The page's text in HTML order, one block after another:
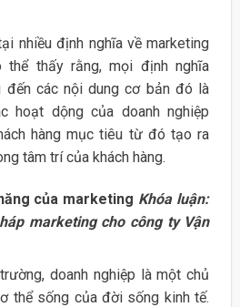
nhiều định nghĩa về marketing
thể thấy rằng, mọi định nghĩa
đến các nội dung cơ bản đó là
hoạt dộng của doanh nghiệp
hàng mục tiêu từ đó tạo ra
tâm trí của khách hàng.
của marketing Khóa luận:
marketing cho công ty Vận
doanh nghiệp là một chủ
thể sống của đời sống kinh tế.